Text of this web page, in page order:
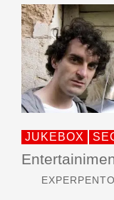
JUKEBOX
EXPERPENTO